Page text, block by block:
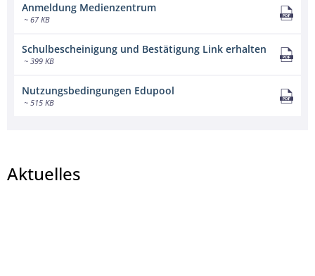
Anmeldung Medienzentrum
~ 67 KB
Schulbescheinigung und Bestätigung Link erhalten
~ 399 KB
Nutzungsbedingungen Edupool
~ 515 KB
Aktuelles